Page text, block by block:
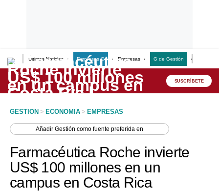
Últimas Noticias Empresas G Empresas G de Gestión
Lo último
Peru Quiosco
Economía
Mercados
SUSCRÍBETE
GESTION > ECONOMIA > EMPRESAS
AñadirGestión como fuente preferida en
Farmacéutica Roche invierte
US$ 100 millones en un
campus en Costa Rica